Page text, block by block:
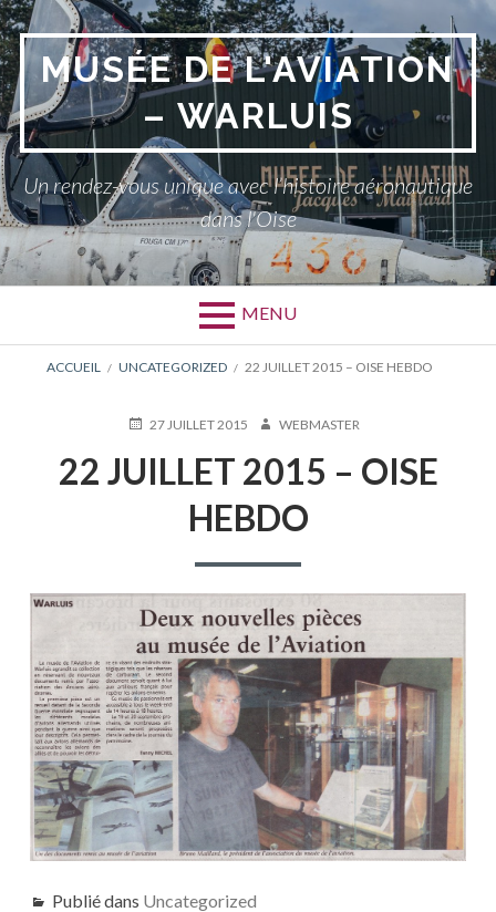
Aller
au
contenuMUSÉE DE L'AVIATION
– WARLUIS
Un rendez-vous unique avec l’histoire aéronautique
dans l'Oise
MENU
FIL
D'ARIANE
ACCUEIL UNCATEGORIZED 22 JUILLET 2015 – OISE HEBDO
PUBLIÉ27 JUILLET 2015 AUTEUR
WEBMASTER
22 JUILLET 2015 – OISE
HEBDO
Publié dans Uncategorized